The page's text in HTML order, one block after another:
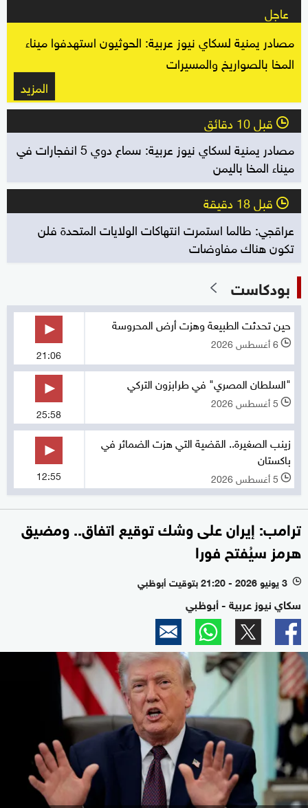
عاجل
مصادر يمنية لسكاي نيوز عربية: الحوثيون استهدفوا ميناء
المخا بالصواريخ والمسيرات
المزيد
l قبل 10 دقائق
مصادر يمنية لسكاي نيوز عربية: سماع دوي 5 انفجارات في
ميناء المخا باليمن
l قبل 18 دقيقة
عراقجي: طالما استمرت انتهاكات الولايات المتحدة فلن
تكون هناك مفاوضات
بودكاست
حين تحدثت الطبيعة وهزت أرض المحروسة
l 6 أغسطس 2026
21:06
"السلطان المصري" في طرابزون التركي
l 5 أغسطس 2026
25:58
زينب الصغيرة.. القضية التي هزت الضمائر في
باكستان
l 5 أغسطس 2026 12:55
ترامب: إيران على وشك توقيع اتفاق.. ومضيق
هرمز سيُفتح فورا
l 3 يونيو 2026 - 21:20 بتوقيت أبوظبي
سكاي نيوز عربية - أبوظبي